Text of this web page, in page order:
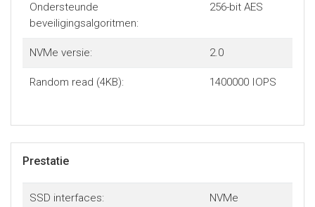
Ondersteunde
beveiligingsalgoritmen:
256-bit AES
NVMe versie: 2.0
Random read (4KB): 1400000 IOPS
Prestatie
SSD interfaces: NVMe